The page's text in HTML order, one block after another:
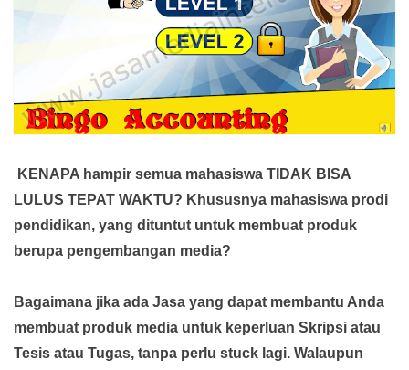
KENAPA hampir semua mahasiswa TIDAK BISA
LULUS TEPAT WAKTU? Khususnya mahasiswa prodi
pendidikan, yang dituntut untuk membuat produk
berupa pengembangan media?
Bagaimana jika ada Jasa yang dapat membantu Anda
membuat produk media untuk keperluan Skripsi atau
Tesis atau Tugas, tanpa perlu stuck lagi. Walaupun